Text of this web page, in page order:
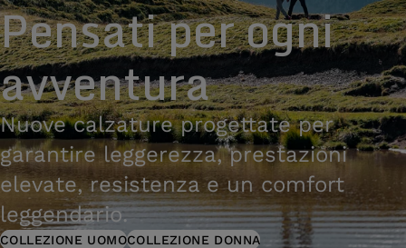
Pensati per ogni
avventura
Nuove calzature progettate per
garantire leggerezza, prestazioni
elevate, resistenza e un comfort
leggendario.
COLLEZIONE UOMOCOLLEZIONE DONNA